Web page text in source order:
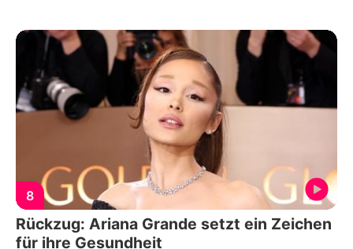
8
Rückzug: Ariana Grande setzt ein Zeichen
für ihre Gesundheit